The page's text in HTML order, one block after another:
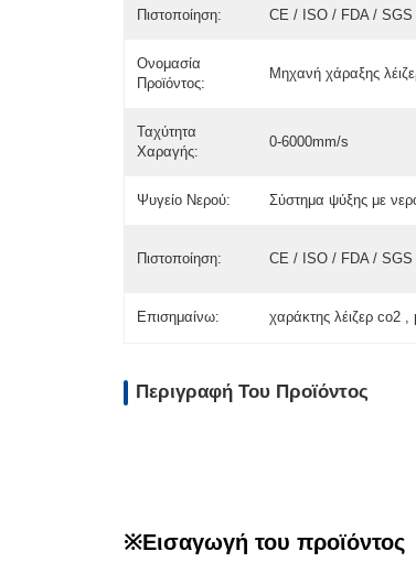
Πιστοποίηση: CE / ISO / FDA / SGS
Ονομασία
Προϊόντος:
Μηχανή χάραξης
Ταχύτητα
Χαραγής:
0-6000mm/s
Ψυγείο Νερού: Σύστημα ψύξης με
Πιστοποίηση: CE / ISO / FDA / SGS
Επισημαίνω: χαράκτης λέιζερ co2
Περιγραφή Του Προϊόντος
※Εισαγωγή του προϊόντος